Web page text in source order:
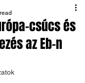
csúcs és
az Eb-n